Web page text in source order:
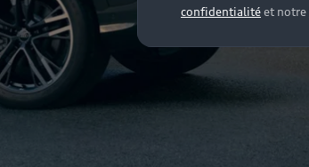
confidentialitéet notre